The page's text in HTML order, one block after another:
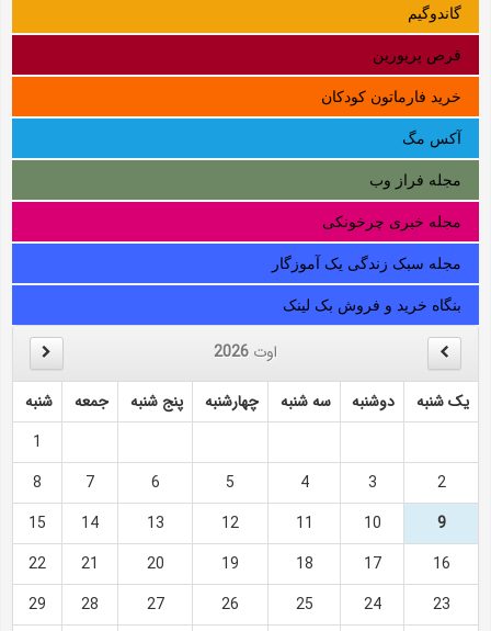
گاندوگیم
قرص پریورین
خرید فارماتون کودکان
آکس مگ
مجله فراز وب
مجله خبری چرخونکی
مجله سبک زندگی یک آموزگار
بنگاه خرید و فروش بک لینک
اوت 2026
یک شنبه دوشنبه سه شنبه چهارشنبه پنج شنبه جمعه
شنبه
1
2
3
4
5
6
7
8
9
10
11
12
13
14
15
16
17
18
19
20
21
22
23
24
25
26
27
28
29